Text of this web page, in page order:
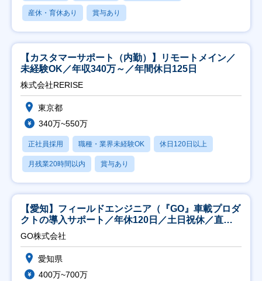
産休・育休あり 賞与あり
【カスタマーサポート（内勤）】リモートメイン／
未経験OK／年収340万～／年間休日125日
株式会社RERISE
東京都
340万~550万
正社員採用 職種・業界未経験OK 休日120日以上
月残業20時間以内 賞与あり
【愛知】フィールドエンジニア（『GO』車載プロダ
クトの導入サポート／年休120日／土日祝休／直行
直帰
GO株式会社
愛知県
400万~700万